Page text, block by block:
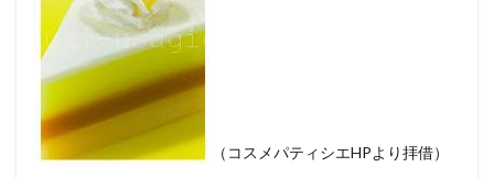
（コスメパティシエHPより拝借）